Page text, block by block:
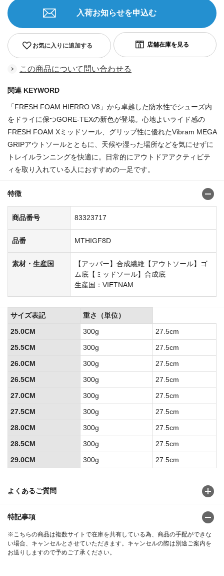
お気に入りに追加する
入荷お知らせを申込む
この商品について問い合わせる
関連 KEYWORD
「FRESH FOAM HIERRO V8」から卓越した防水性でシューズ内
をドライに保つGORE-TEXの新色が登場。心地よいライド感の
FRESH FOAM Xミッドソール、グリップ性に優れたVibram MEGA
GRIPアウトソールとともに、天候や湿った場所などを気にせずに
トレイルランニングを快適に。日常的にアウトドアアクティビテ
ィを取り入れている人におすすめの一足です。
特徴
商品番号 83323717
品番 MTHIGF8D
素材・生産国
【アッパー】合成繊維【アウトソール】ゴ
ム底【ミッドソール】合成底
生産国：VIETNAM
よくあるご質問
特記事項
※こちらの商品は複数サイトで在庫を共有している為、商品の手配ができな
い場合、キャンセルとさせていただきます。キャンセルの際は別途ご案内を
お送りしますので予めご了承ください。
サイズ表記
重さ（単位）
25.0CM
300g
27.5cm
25.5CM
300g
27.5cm
26.0CM
300g
27.5cm
26.5CM
300g
27.5cm
27.0CM
300g
27.5cm
27.5CM
300g
27.5cm
28.0CM
300g
27.5cm
28.5CM
300g
27.5cm
29.0CM
300g 27.5cm